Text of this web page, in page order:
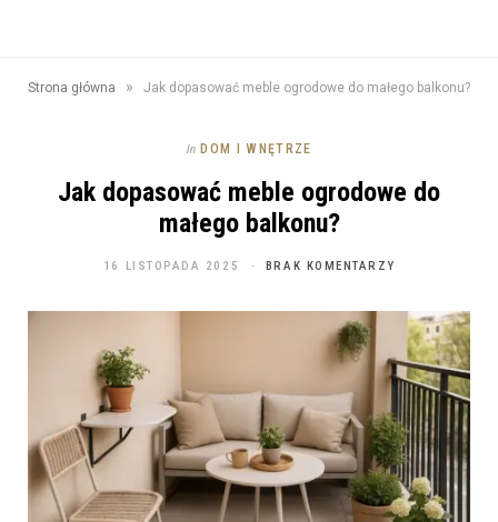
Strona główna » Jak dopasować meble ogrodowe do małego balkonu?
In DOM I WNĘTRZE
Jak dopasować meble ogrodowe do
małego balkonu?
16 LISTOPADA 2025 BRAK KOMENTARZY